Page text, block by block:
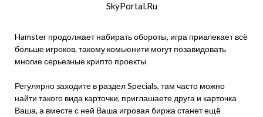
SkyPortal.Ru
Hamster продолжает набирать обороты, игра привлекает всё
больше игроков, такому комьюнити могут позавидовать
многие серьезные крипто проекты
Регулярно заходите в раздел Specials, там часто можно
найти такого вида карточки, приглашаете друга и карточка
Ваша, а вместе с ней Ваша игровая биржа станет ещё